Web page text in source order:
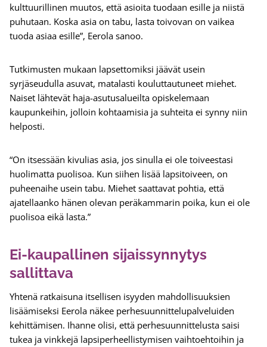
kulttuurillinen muutos, että asioita tuodaan esille ja niistä
puhutaan. Koska asia on tabu, lasta toivovan on vaikea
tuoda asiaa esille”, Eerola sanoo.
Tutkimusten mukaan lapsettomiksi jäävät usein
syrjäseudulla asuvat, matalasti kouluttautuneet miehet.
Naiset lähtevät haja-asutusalueilta opiskelemaan
kaupunkeihin, jolloin kohtaamisia ja suhteita ei synny niin
helposti.
“On itsessään kivulias asia, jos sinulla ei ole toiveestasi
huolimatta puolisoa. Kun siihen lisää lapsitoiveen, on
puheenaihe usein tabu. Miehet saattavat pohtia, että
ajatellaanko hänen olevan peräkammarin poika, kun ei ole
puolisoa eikä lasta.”
Ei-kaupallinen sijaissynnytys
sallittava
Yhtenä ratkaisuna itsellisen isyyden mahdollisuuksien
lisäämiseksi Eerola näkee perhesuunnittelupalveluiden
kehittämisen. Ihanne olisi, että perhesuunnittelusta saisi
tukea ja vinkkejä lapsiperheellistymisen vaihtoehtoihin ja